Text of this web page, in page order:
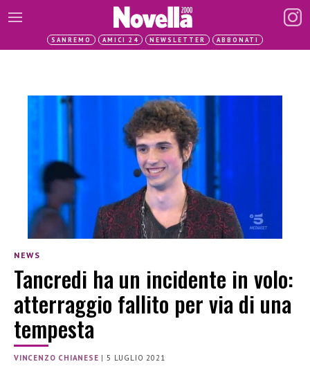
SANREMO AMICI 24 NEWSLETTER ABBONATI
NEWS
Tancredi ha un incidente in volo:
atterraggio fallito per via di una
tempesta
VINCENZO CHIANESE |5 LUGLIO 2021